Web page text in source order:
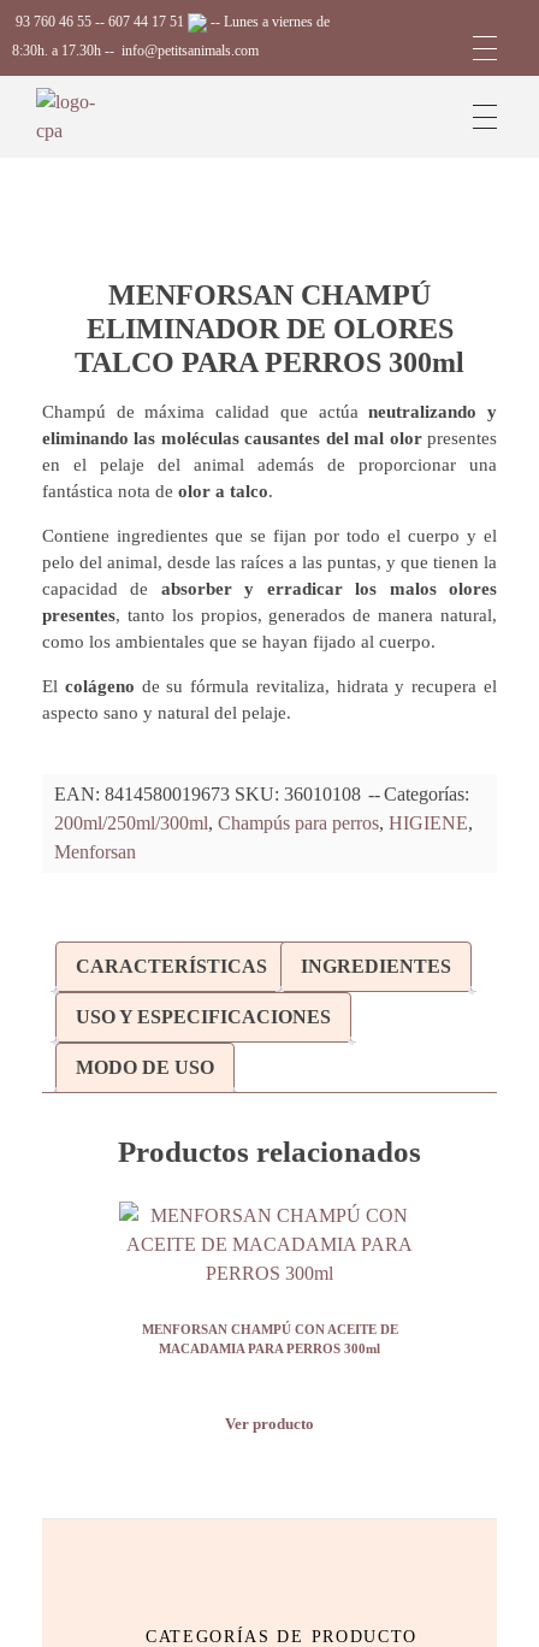
93 760 46 55 -- 607 44 17 51
-- Lunes a viernes de
8:30h. a 17.30h -- info@petitsanimals.com
MENFORSAN CHAMPÚ
ELIMINADOR DE OLORES
TALCO PARA PERROS 300ml
Champú de máxima calidad que actúaneutralizando y
eliminando las moléculas causantes del mal olorpresentes
en el pelaje del animal además de proporcionar una
fantástica nota de olor a talco.
Contiene ingredientes que se fijan por todo el cuerpo y el
pelo del animal, desde las raíces a las puntas, y que tienen la
capacidad de absorber y erradicar los malos olores
presentes, tanto los propios, generados de manera natural,
como los ambientales que se hayan fijado al cuerpo.
El colágeno de su fórmula revitaliza, hidrata y recupera el
aspecto sano y natural del pelaje.
EAN: 8414580019673 SKU: 36010108
Categorías:
200ml/250ml/300ml, Champús para perros, HIGIENE,
Menforsan
CARACTERÍSTICAS INGREDIENTES
USO Y ESPECIFICACIONES
MODO DE USO
Productos relacionados
MENFORSAN CHAMPÚ CON ACEITE DE
MACADAMIA PARA PERROS 300ml
Ver producto
CATEGORÍAS DE PRODUCTO